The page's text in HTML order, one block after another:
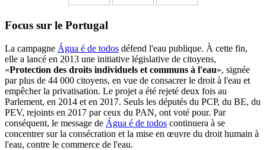
Focus sur le Portugal
La campagne Água é de todos défend l'eau publique. À cette fin,
elle a lancé en 2013 une initiative législative de citoyens,
«Protection des droits individuels et communs à l'eau», signée
par plus de 44 000 citoyens, en vue de consacrer le droit à l'eau et
empêcher la privatisation. Le projet a été rejeté deux fois au
Parlement, en 2014 et en 2017. Seuls les députés du PCP, du BE, du
PEV, rejoints en 2017 par ceux du PAN, ont voté pour. Par
conséquent, le message de Água é de todos continuera à se
concentrer sur la consécration et la mise en œuvre du droit humain à
l'eau, contre le commerce de l'eau.